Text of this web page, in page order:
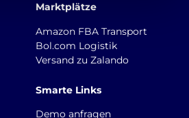
Marktplätze
Amazon FBA Transport
Bol.com Logistik
Versand zu Zalando
Smarte Links
Demo anfragen